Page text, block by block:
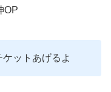
OP
ットあげるよ